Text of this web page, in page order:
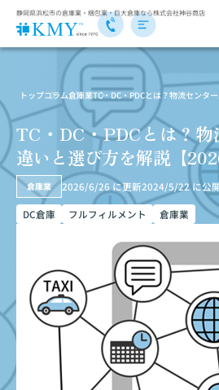
静岡県浜松市の倉庫業・梱包業・巨大倉庫なら株式会社神谷商店
トップコラム倉庫業TC・DC・PDCとは？物流センタ
TC・DC・PDCとは？
違いと選び方を解説【
倉庫業 2026/6/26 に更新2024/5/22に公
DC倉庫
フルフィルメント 倉庫業